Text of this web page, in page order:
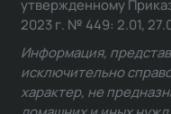
утвержденному
2023 г. № 449: 2.01,
Информация,
исключительно
характер, не